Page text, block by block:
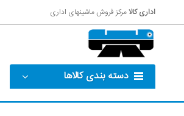
اداری کالامرکز فروش ماشینهای اداری
دسته بندی کالاها